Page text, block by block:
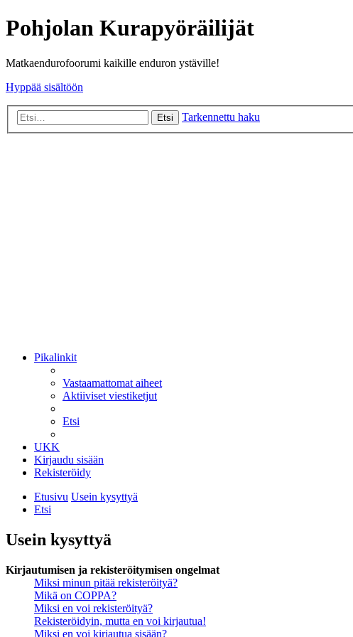
Pohjolan Kurapyöräilijät
Matkaendurofoorumi kaikille enduron ystäville!
Hyppää sisältöön
Etsi Tarkennettu haku
Pikalinkit
Vastaamattomat aiheet
Aktiiviset viestiketjut
Etsi
UKK
Kirjaudu sisään
Rekisteröidy
Etusivu Usein kysyttyä
Etsi
Usein kysyttyä
Kirjautumisen ja rekisteröitymisen ongelmat
Miksi minun pitää rekisteröityä?
Mikä on COPPA?
Miksi en voi rekisteröityä?
Rekisteröidyin, mutta en voi kirjautua!
Miksi en voi kirjautua sisään?